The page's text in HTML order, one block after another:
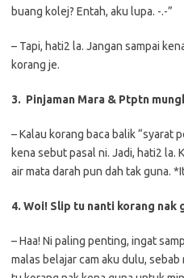
buang kolej? Entah, aku lupa. -.-”
– Tapi, hati2 la. Jangan sampai
korang je.
3. Pinjaman Mara & Ptptn
– Kalau korang baca balik “syarat
kena sebut pasal ni. Jadi, hati2 la.
air mata darah pun dah tak guna.
4. Woi! Slip tu nanti korang nak
– Haa! Ni paling penting, ingat
malas belajar cam aku dulu,